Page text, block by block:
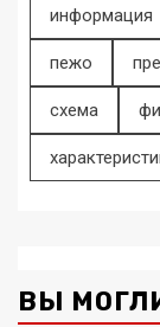
информация
пежо
схема
ВЫ